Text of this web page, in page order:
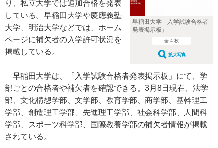
早稲田大学「入学試験合格者
発表掲示板」
全 4 枚
拡大写真
り、私立大学では追加合格を発表
している。早稲田大学や慶應義塾
大学、明治大学などでは、ホーム
ページに補欠者の入学許可状況を
掲載している。
早稲田大学は、「入学試験合格者発表掲示板」にて、学
部ごとの合格者や補欠者を確認できる。3月8日現在、法学
部、文化構想学部、文学部、教育学部、商学部、基幹理工
学部、創造理工学部、先進理工学部、社会科学部、人間科
学部、スポーツ科学部、国際教養学部の補欠者情報が掲載
されている。